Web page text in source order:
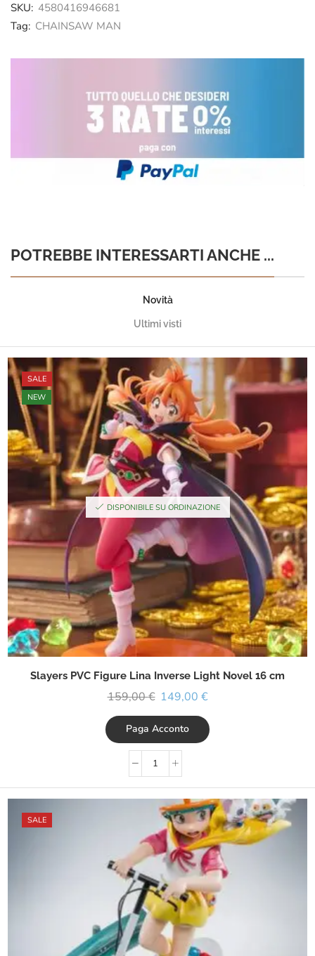
SKU: 4580416946681
Tag: CHAINSAW MAN
POTREBBE INTERESSARTI ANCHE ...
Novità
Ultimi visti
SALE
NEW
DISPONIBILE SU ORDINAZIONE
Slayers PVC Figure Lina Inverse Light Novel 16 cm
159,00€ 149,00 €
Paga Acconto
SALE